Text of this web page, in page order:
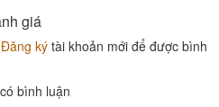
giá
Đăng ký tài khoản mới để được bình
bình luận